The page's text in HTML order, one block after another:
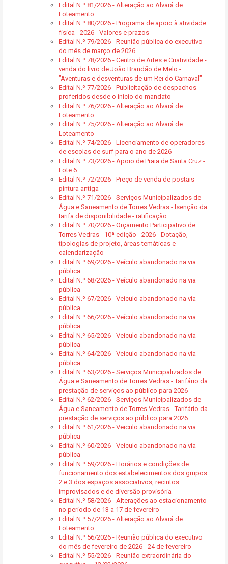
Edital N.º 81/2026 - Alteração ao Alvará de
Loteamento
Edital N.º 80/2026 - Programa de apoio à atividade
física - 2026 - Valores e prazos
Edital N.º 79/2026 - Reunião pública do executivo
do mês de março de 2026
Edital N.º 78/2026 - Centro de Artes e Criatividade -
venda do livro de João Brandão de Melo -
"Aventuras e desventuras de um Rei do Carnaval"
Edital N.º 77/2026 - Publicitação de despachos
proferidos desde o início do mandato
Edital N.º 76/2026 - Alteração ao Alvará de
Loteamento
Edital N.º 75/2026 - Alteração ao Alvará de
Loteamento
Edital N.º 74/2026 - Licenciamento de operadores
de escolas de surf para o ano de 2026
Edital N.º 73/2026 - Apoio de Praia de Santa Cruz -
Lote 6
Edital N.º 72/2026 - Preço de venda de postais
pintura antiga
Edital N.º 71/2026 - Serviços Municipalizados de
Água e Saneamento de Torres Vedras - Isenção da
tarifa de disponibilidade - ratificação
Edital N.º 70/2026 - Orçamento Participativo de
Torres Vedras - 10ª edição - 2026 - Dotação,
tipologias de projeto, áreas temáticas e
calendarização
Edital N.º 69/2026 - Veículo abandonado na via
pública
Edital N.º 68/2026 - Veículo abandonado na via
pública
Edital N.º 67/2026 - Veículo abandonado na via
pública
Edital N.º 66/2026 - Veículo abandonado na via
pública
Edital N.º 65/2026 - Veiculo abandonado na via
pública
Edital N.º 64/2026 - Veiculo abandonado na via
pública
Edital N.º 63/2026 - Serviços Municipalizados de
Água e Saneamento de Torres Vedras - Tarifário da
prestação de serviços ao público para 2026
Edital N.º 62/2026 - Serviços Municipalizados de
Água e Saneamento de Torres Vedras - Tarifário da
prestação de serviços ao público para 2026
Edital N.º 61/2026 - Veiculo abandonado na via
pública
Edital N.º 60/2026 - Veiculo abandonado na via
pública
Edital N.º 59/2026 - Horários e condições de
funcionamento dos estabelecimentos dos grupos
2 e 3 dos espaços associativos, recintos
improvisados e de diversão provisória
Edital N.º 58/2026 - Alterações ao estacionamento
no período de 13 a 17 de fevereiro
Edital N.º 57/2026 - Alteração ao Alvará de
Loteamento
Edital N.º 56/2026 - Reunião pública do executivo
do mês de fevereiro de 2026 - 24 de fevereiro
Edital N.º 55/2026 - Reunião extraordinária do